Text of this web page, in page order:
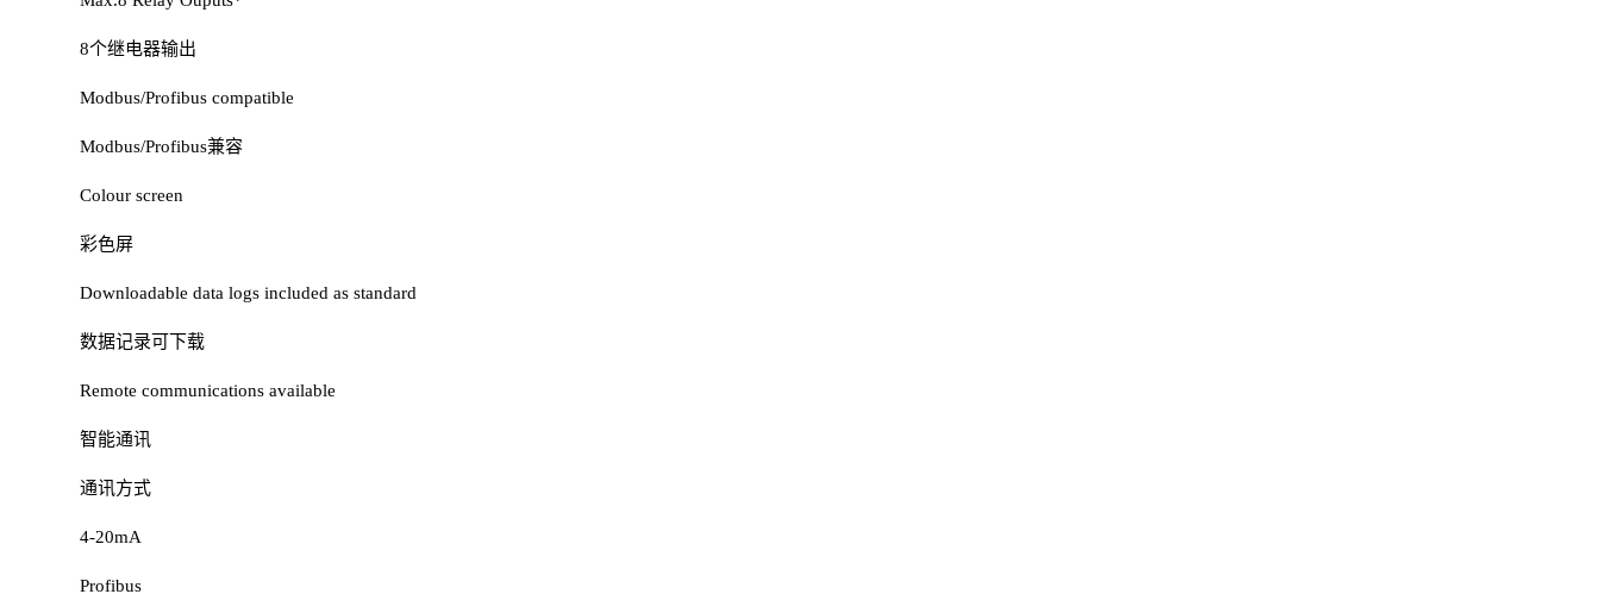
8个继电器输出
Modbus/Profibus compatible
Modbus/Profibus兼容
Colour screen
彩色屏
Downloadable data logs included as standard
数据记录可下载
Remote communications available
智能通讯
通讯方式
4-20mA
Profibus